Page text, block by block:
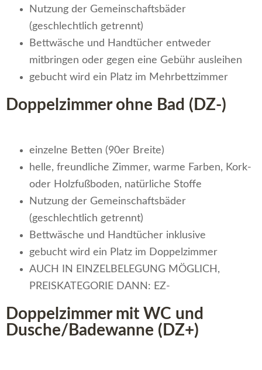
Nutzung der Gemeinschaftsbäder
(geschlechtlich getrennt)
Bettwäsche und Handtücher entweder
mitbringen oder gegen eine Gebühr ausleihen
gebucht wird ein Platz im Mehrbettzimmer
Doppelzimmer ohne Bad (DZ-)
einzelne Betten (90er Breite)
helle, freundliche Zimmer, warme Farben, Kork-
oder Holzfußboden, natürliche Stoffe
Nutzung der Gemeinschaftsbäder
(geschlechtlich getrennt)
Bettwäsche und Handtücher inklusive
gebucht wird ein Platz im Doppelzimmer
AUCH IN EINZELBELEGUNG MÖGLICH,
PREISKATEGORIE DANN: EZ-
Doppelzimmer mit WC und
Dusche/Badewanne (DZ+)